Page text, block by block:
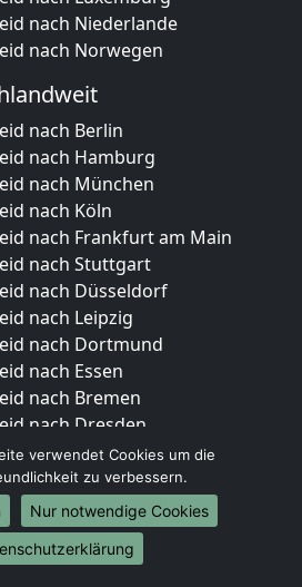
nach Niederlande
nach Norwegen
nach Berlin
nach Hamburg
nach München
nach Köln
nach Frankfurt am Main
nach Stuttgart
nach Düsseldorf
nach Leipzig
nach Dortmund
nach Essen
nach Bremen
nach Dresden
nach Hannover
nach Nürnberg
nach Duisburg
nach Bochum
nach Wuppertal
verwendet Cookies um die
zu verbessern.
Nur notwendige Cookies